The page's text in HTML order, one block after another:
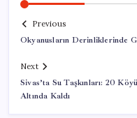
Previous
Okyanusların Derinliklerinde
Next
Sivas’ta Su Taşkınları: 20
Altında Kaldı